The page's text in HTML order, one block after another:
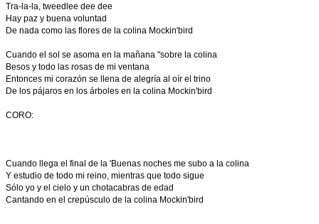
Tra-la-la, tweedlee dee dee
Hay paz y buena voluntad
De nada como las flores de la colina Mockin'bird
Cuando el sol se asoma en la mañana "sobre la colina
Besos y todo las rosas de mi ventana
Entonces mi corazón se llena de alegría al oír el trino
De los pájaros en los árboles en la colina Mockin'bird
CORO:
Cuando llega el final de la 'Buenas noches me subo a la colina
Y estudio de todo mi reino, mientras que todo sigue
Sólo yo y el cielo y un chotacabras de edad
Cantando en el crepúsculo de la colina Mockin'bird